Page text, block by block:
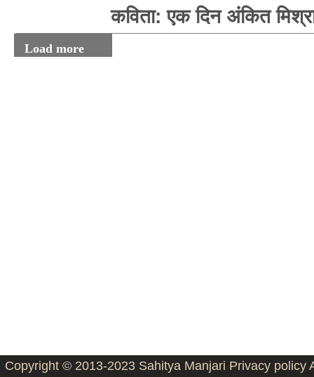
कविता: एक दिन अंकित
Load more
Copyright © 2013-2023 Sahitya Manjari Privacy policy